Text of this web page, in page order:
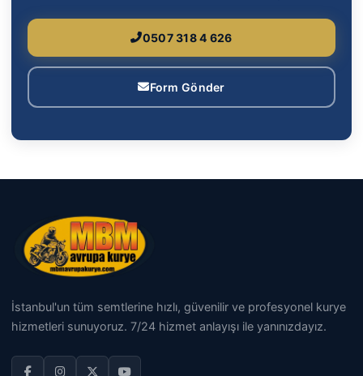
0507 318 4 626
Form Gönder
İstanbul'un tüm semtlerine hızlı, güvenilir ve profesyonel kurye
hizmetleri sunuyoruz. 7/24 hizmet anlayışı ile yanınızdayız.